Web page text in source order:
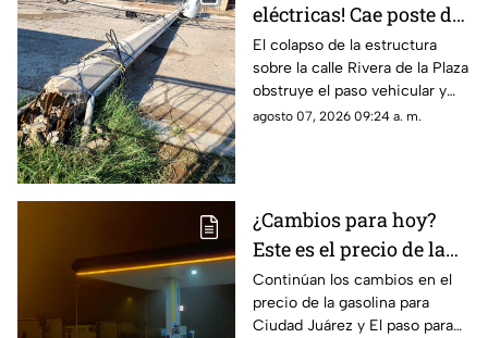
eléctricas! Cae poste de
concreto tras
TORMENTAS y bloquea
calles en Ciudad Juárez
El colapso de la estructura
sobre la calle Rivera de la Plaza
obstruye el paso vehicular y
mantiene en alerta a los
agosto 07, 2026 09:24 a. m.
¿Cambios para hoy?
Este es el precio de la
gasolina para Ciudad
Juárez y El Paso
Continúan los cambios en el
precio de la gasolina para
Ciudad Juárez y El paso para